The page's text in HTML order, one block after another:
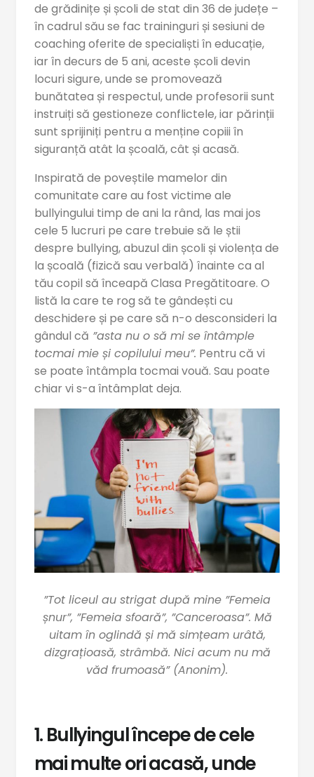
de grădinițe și școli de stat din 36 de județe –
în cadrul său se fac traininguri și sesiuni de
coaching oferite de specialiști în educație,
iar în decurs de 5 ani, aceste școli devin
locuri sigure, unde se promovează
bunătatea și respectul, unde profesorii sunt
instruiți să gestioneze conflictele, iar părinții
sunt sprijiniți pentru a menține copiii în
siguranță atât la școală, cât și acasă.
Inspirată de poveștile mamelor din
comunitate care au fost victime ale
bullyingului timp de ani la rând, las mai jos
cele 5 lucruri pe care trebuie să le știi
despre bullying, abuzul din școli și violența de
la școală (fizică sau verbală) înainte ca al
tău copil să înceapă Clasa Pregătitoare. O
listă la care te rog să te gândești cu
deschidere și pe care să n-o desconsideri la
gândul că ”asta nu o să mi se întâmple
tocmai mie și copilului meu”. Pentru că vi
se poate întâmpla tocmai vouă. Sau poate
chiar vi s-a întâmplat deja.
”Tot liceul au strigat după mine ”Femeia
șnur”, ”Femeia sfoară”, ”Canceroasa”. Mă
uitam în oglindă și mă simțeam urâtă,
dizgrațioasă, strâmbă. Nici acum nu mă
văd frumoasă” (Anonim).
1. Bullyingul începe de cele
mai multe ori acasă, unde